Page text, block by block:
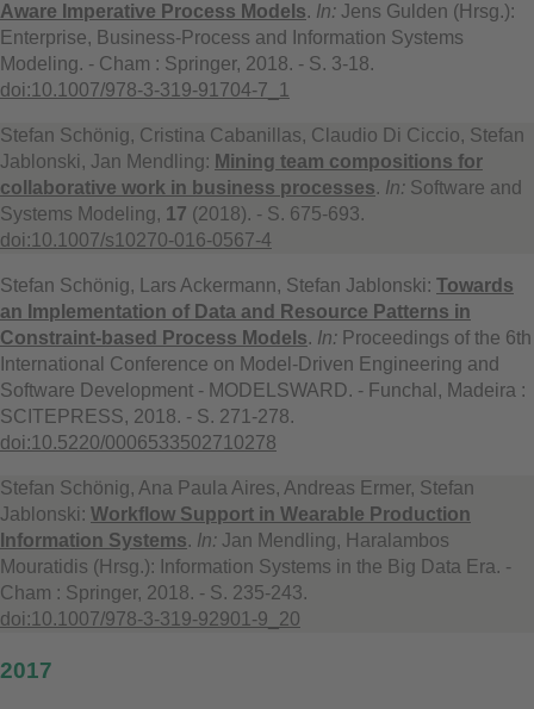
Aware Imperative Process Models. In: Jens Gulden (Hrsg.):
Enterprise, Business-Process and Information Systems
Modeling. - Cham : Springer, 2018. - S. 3-18.
doi:10.1007/978-3-319-91704-7_1
Stefan Schönig, Cristina Cabanillas, Claudio Di Ciccio, Stefan
Jablonski, Jan Mendling: Mining team compositions for
collaborative work in business processes. In: Software and
Systems Modeling, 17 (2018). - S. 675-693.
doi:10.1007/s10270-016-0567-4
Stefan Schönig, Lars Ackermann, Stefan Jablonski: Towards
an Implementation of Data and Resource Patterns in
Constraint-based Process Models. In: Proceedings of the 6th
International Conference on Model-Driven Engineering and
Software Development - MODELSWARD. - Funchal, Madeira :
SCITEPRESS, 2018. - S. 271-278.
doi:10.5220/0006533502710278
Stefan Schönig, Ana Paula Aires, Andreas Ermer, Stefan
Jablonski: Workflow Support in Wearable Production
Information Systems. In: Jan Mendling, Haralambos
Mouratidis (Hrsg.): Information Systems in the Big Data Era. -
Cham : Springer, 2018. - S. 235-243.
doi:10.1007/978-3-319-92901-9_20
2017